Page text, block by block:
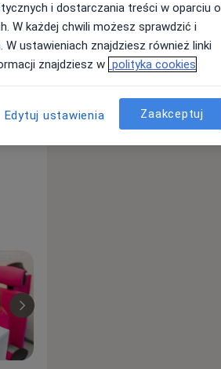
i dostarczania treści w oparciu o
W każdej chwili możesz sprawdzić i
ustawieniach znajdziesz również linki
znajdziesz w polityka cookies
Edytuj ustawienia Zaakceptuj